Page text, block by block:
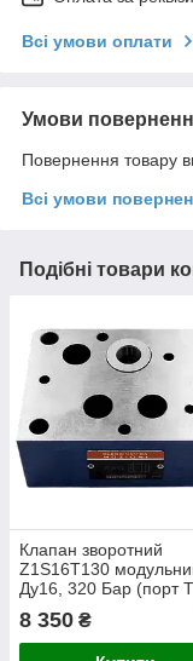
Всі умови оплати
Умови
Повернення товару
Всі умови
Подібні товари
Клапан зворотний
Z1S16T130
Ду16, 320 Бар (порт
8 350 ₴